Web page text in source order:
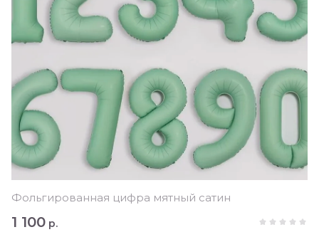
Фольгированная цифра мятный сатин
1 100 р.